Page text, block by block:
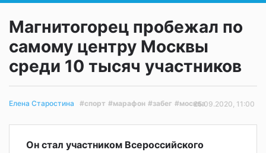
Магнитогорец пробежал по
самому центру Москвы
среди 10 тысяч участников
Елена Старостина #спорт #марафон #забег #москва25.09.2020, 11:00
Он стал участником Всероссийского